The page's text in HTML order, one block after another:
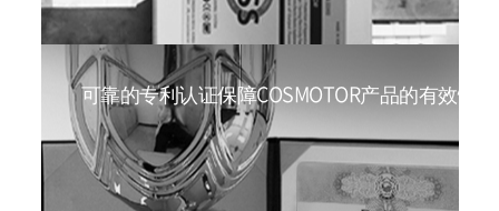
可靠的专利认证保障COSMOTOR产品的有效性